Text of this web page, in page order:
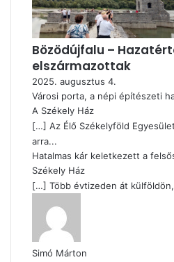
Bözödújfalu –
elszármazottak
2025. augusztus 4.
Városi porta, a népi építészeti
A Székely Ház
[…] Az Élő Székelyföld
arra...
Hatalmas kár keletkezett a
Székely Ház
[…] Több évtizeden át
Simó Márton